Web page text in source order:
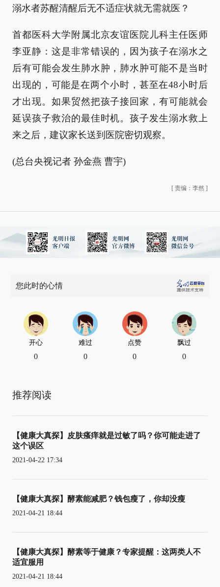
溺水者苏醒清醒后无不适症状就无需就医？
首都医科大学附属北京友谊医院儿科主任医师
李亚静：这是非常错误的，因为孩子在溺水之
后有可能会发生肺水肿，肺水肿可能不是当时
出现的，可能是在两个小时，甚至在48小时后
才出现。如果贸然把孩子接回家，有可能就会
延误孩子救治的最佳时机。孩子发生溺水救上
来之后，建议家长送到医院密切观察。
(总台央视记者 孙金燕 曹宇)
[ 责编：李然 ]
您此时的心情
开心
0
难过
0
点赞
0
飘过
0
推荐阅读
【健康大真探】皮肤瘙痒就是过敏了吗？你可能走进了
这个误区
2021-04-22 17:34
【健康大真探】酵素能减肥？钱包瘦了，你却没瘦
2021-04-21 18:44
【健康大真探】酵素等于健康？专家提醒：这两类人不
适宜服用
2021-04-21 18:44